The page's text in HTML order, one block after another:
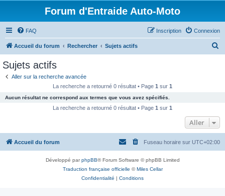
Forum d'Entraide Auto-Moto
FAQ Connexion
Inscription
Accueil du forum Rechercher Sujets actifs
c
e
Sujets actifs
Aller sur la recherche avancée
La recherche a retourné 0 résultat • Page 1 sur 1
Aucun résultat ne correspond aux termes que vous avez spécifiés.
La recherche a retourné 0 résultat • Page 1 sur 1
Aller
Accueil du forum Fuseau horaire sur UTC+02:00
Développé parphpBB® Forum Software © phpBB Limited
Traduction française officielle ©Miles Cellar
Confidentialité | Conditions